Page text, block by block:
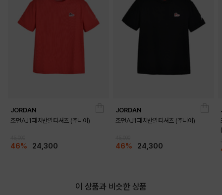
JORDAN
조던AJ1패치반팔티셔츠 (주니어)
46% 24,300
JORDAN
조던AJ1패치반팔티셔츠 (주니어)
46% 24,300
이 상품과 비슷한 상품